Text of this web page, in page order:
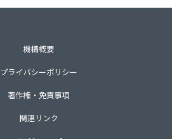
機構概要
プライバシーポリシー
著作権・免責事項
関連リンク